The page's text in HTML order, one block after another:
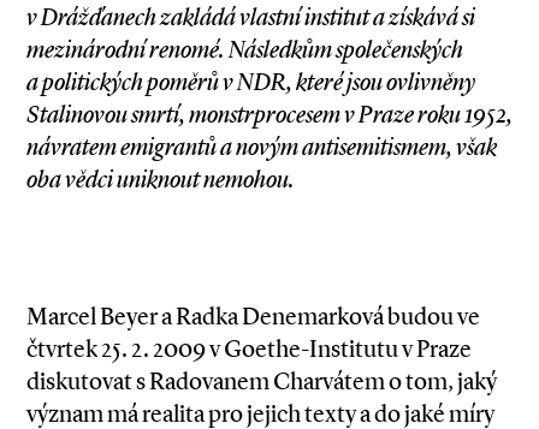
v Drážďanech zakládá vlastní institut a získává si
mezinárodní renomé. Následkům společenských
a politických poměrů v NDR, které jsou ovlivněny
Stalinovou smrtí, monstrprocesem v Praze roku 1952,
návratem emigrantů a novým antisemitismem, však
oba vědci uniknout nemohou.
Marcel Beyer a Radka Denemarková budou ve
čtvrtek 25. 2. 2009 v Goethe-Institutu v Praze
diskutovat s Radovanem Charvátem o tom, jaký
význam má realita pro jejich texty a do jaké míry